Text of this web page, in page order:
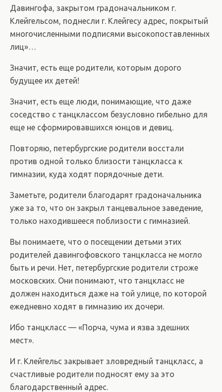
Давингофа, закрытом градоначальником г.
Клейгельсом, поднесли г. Клейгесу адрес, покрытый
многочисленными подписями высокопоставленных
лиц»…
Значит, есть еще родители, которым дорого
будущее их детей!
Значит, есть еще люди, понимающие, что даже
соседство с танцклассом безусловно гибельно для
еще не сформировавшихся юнцов и девиц.
Повторяю, петербургские родители восстали
против одной только близости танцкласса к
гимназии, куда ходят порядочные дети.
Заметьте, родители благодарят градоначальника
уже за то, что он закрыл танцевальное заведение,
только находившееся поблизости с гимназией.
Вы понимаете, что о посещении детьми этих
родителей давингофовского танцкласса не могло
быть и речи. Нет, петербургские родители строже
московских. Они понимают, что танцкласс не
должен находиться даже на той улице, по которой
ежедневно ходят в гимназию их дочери.
Ибо танцкласс — «Порча, чума и язва здешних
мест».
И г. Клейгельс закрывает зловредный танцкласс, а
счастливые родители подносят ему за это
благодарственный адрес.